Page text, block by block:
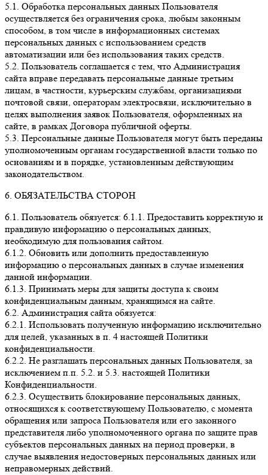
5.1. Обработка персональных данных Пользователя
осуществляется без ограничения срока, любым законным
способом, в том числе в информационных системах
персональных данных с использованием средств
автоматизации или без использования таких средств.
5.2. Пользователь соглашается с тем, что Администрация
сайта вправе передавать персональные данные третьим
лицам, в частности, курьерским службам, организациями
почтовой связи, операторам электросвязи, исключительно в
целях выполнения заявок Пользователя, оформленных на
сайте, в рамках Договора публичной оферты.
5.3. Персональные данные Пользователя могут быть переданы
уполномоченным органам государственной власти только по
основаниям и в порядке, установленным действующим
законодательством.
6. ОБЯЗАТЕЛЬСТВА СТОРОН
6.1. Пользователь обязуется: 6.1.1. Предоставить корректную и
правдивую информацию о персональных данных,
необходимую для пользования сайтом.
6.1.2. Обновить или дополнить предоставленную
информацию о персональных данных в случае изменения
данной информации.
6.1.3. Принимать меры для защиты доступа к своим
конфиденциальным данным, хранящимся на сайте.
6.2. Администрация сайта обязуется:
6.2.1. Использовать полученную информацию исключительно
для целей, указанных в п. 4 настоящей Политики
конфиденциальности.
6.2.2. Не разглашать персональных данных Пользователя, за
исключением п.п. 5.2. и 5.3. настоящей Политики
Конфиденциальности.
6.2.3. Осуществить блокирование персональных данных,
относящихся к соответствующему Пользователю, с момента
обращения или запроса Пользователя или его законного
представителя либо уполномоченного органа по защите прав
субъектов персональных данных на период проверки, в
случае выявления недостоверных персональных данных или
неправомерных действий.